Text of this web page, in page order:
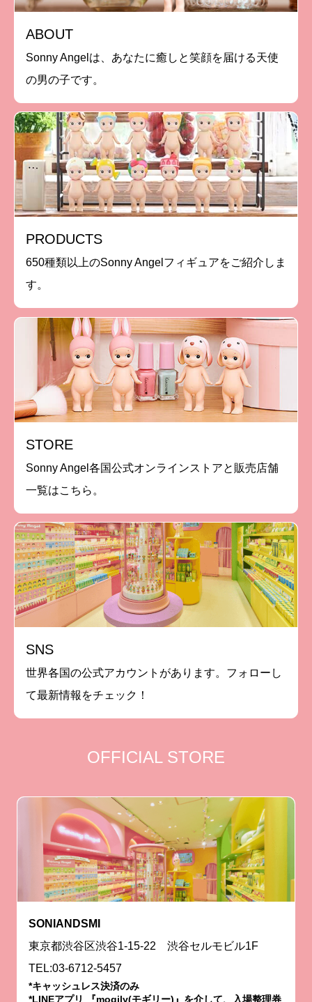
ABOUT
Sonny Angelは、あなたに癒しと笑顔を届ける天使
の男の子です。
PRODUCTS
650種類以上のSonny Angelフィギュアをご紹介しま
す。
STORE
Sonny Angel各国公式オンラインストアと販売店舗
一覧はこちら。
SNS
世界各国の公式アカウントがあります。フォローし
て最新情報をチェック！
OFFICIAL STORE
SONIANDSMI
東京都渋谷区渋谷1-15-22 渋谷セルモビル1F
TEL:03-6712-5457
*キャッシュレス決済のみ
*LINEアプリ 『mogily(モギリー)』を介して、入場整理券